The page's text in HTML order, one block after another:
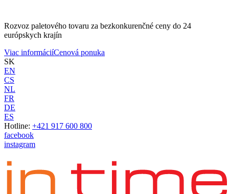
Rozvoz paletového tovaru za bezkonkurenčné ceny do 24
európskych krajín
Viac informáciíCenová ponuka
SK
EN
CS
NL
FR
DE
ES
Hotline: +421 917 600 800
facebook
instagram